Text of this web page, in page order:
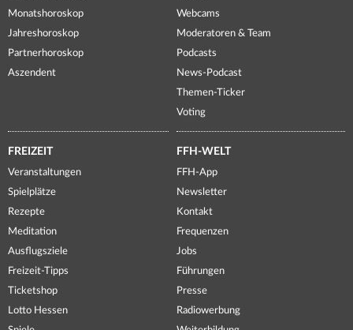
Monatshoroskop
Jahreshoroskop
Partnerhoroskop
Aszendent
Webcams
Moderatoren & Team
Podcasts
News-Podcast
Themen-Ticker
Voting
FREIZEIT
Veranstaltungen
Spielplätze
Rezepte
Meditation
Ausflugsziele
Freizeit-Tipps
Ticketshop
Lotto Hessen
FFH-WELT
FFH-App
Newsletter
Kontakt
Frequenzen
Jobs
Führungen
Presse
Radiowerbung